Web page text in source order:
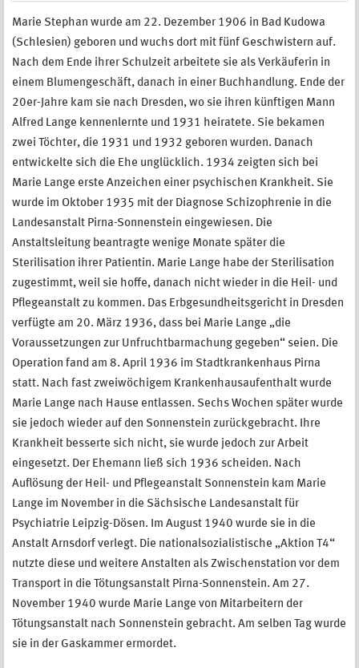
Marie Stephan wurde am 22. Dezember 1906 in Bad Kudowa
(Schlesien) geboren und wuchs dort mit fünf Geschwistern auf.
Nach dem Ende ihrer Schulzeit arbeitete sie als Verkäuferin in
einem Blumengeschäft, danach in einer Buchhandlung. Ende der
20er-Jahre kam sie nach Dresden, wo sie ihren künftigen Mann
Alfred Lange kennenlernte und 1931 heiratete. Sie bekamen
zwei Töchter, die 1931 und 1932 geboren wurden. Danach
entwickelte sich die Ehe unglücklich. 1934 zeigten sich bei
Marie Lange erste Anzeichen einer psychischen Krankheit. Sie
wurde im Oktober 1935 mit der Diagnose Schizophrenie in die
Landesanstalt Pirna-Sonnenstein eingewiesen. Die
Anstaltsleitung beantragte wenige Monate später die
Sterilisation ihrer Patientin. Marie Lange habe der Sterilisation
zugestimmt, weil sie hoffe, danach nicht wieder in die Heil- und
Pflegeanstalt zu kommen. Das Erbgesundheitsgericht in Dresden
verfügte am 20. März 1936, dass bei Marie Lange „die
Voraussetzungen zur Unfruchtbarmachung gegeben“ seien. Die
Operation fand am 8. April 1936 im Stadtkrankenhaus Pirna
statt. Nach fast zweiwöchigem Krankenhausaufenthalt wurde
Marie Lange nach Hause entlassen. Sechs Wochen später wurde
sie jedoch wieder auf den Sonnenstein zurückgebracht. Ihre
Krankheit besserte sich nicht, sie wurde jedoch zur Arbeit
eingesetzt. Der Ehemann ließ sich 1936 scheiden. Nach
Auflösung der Heil- und Pflegeanstalt Sonnenstein kam Marie
Lange im November in die Sächsische Landesanstalt für
Psychiatrie Leipzig-Dösen. Im August 1940 wurde sie in die
Anstalt Arnsdorf verlegt. Die nationalsozialistische „Aktion T4“
nutzte diese und weitere Anstalten als Zwischenstation vor dem
Transport in die Tötungsanstalt Pirna-Sonnenstein. Am 27.
November 1940 wurde Marie Lange von Mitarbeitern der
Tötungsanstalt nach Sonnenstein gebracht. Am selben Tag wurde
sie in der Gaskammer ermordet.